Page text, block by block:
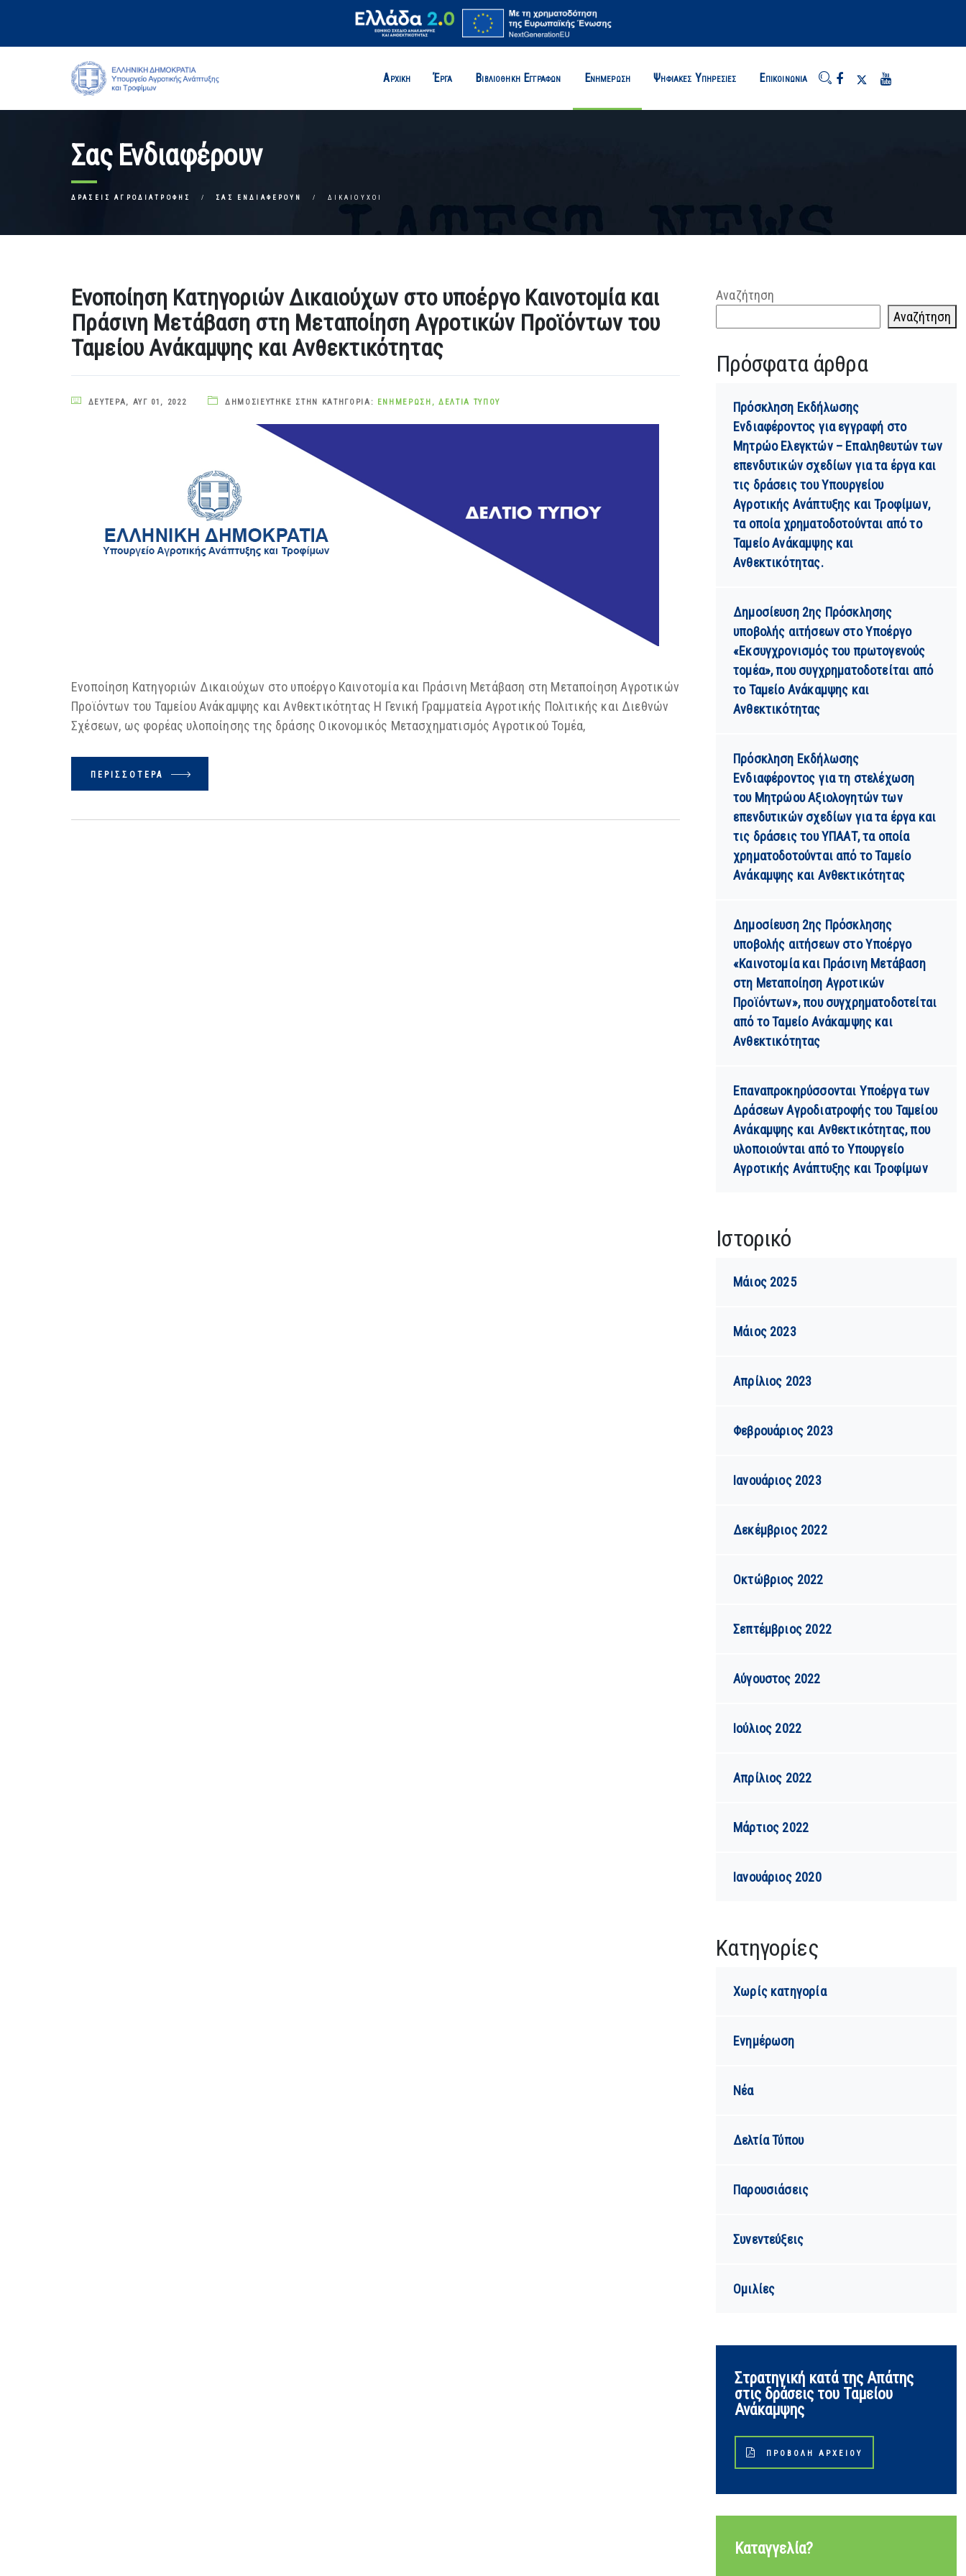
Αρχική Έργα Βιβλιοθήκη Εγγράφων Ενημέρωση Ψηφιακές Υπηρεσίες Επικοινωνία
Σας Ενδιαφέρουν
ΔΡΆΣΕΙΣ ΑΓΡΟΔΙΑΤΡΟΦΉΣ ΣΑΣ ΕΝΔΙΑΦΈΡΟΥΝ ΔΙΚΑΙΟΎΧΟΙ
Ενοποίηση Κατηγοριών Δικαιούχων στο υποέργο Καινοτομία και
Πράσινη Μετάβαση στη Μεταποίηση Αγροτικών Προϊόντων του
Ταμείου Ανάκαμψης και Ανθεκτικότητας
ΔΕΥΤΈΡΑ, ΑΥΓ 01, 2022 ΔΗΜΟΣΙΕΎΤΗΚΕ ΣΤΗΝ ΚΑΤΗΓΟΡΊΑ: ΕΝΗΜΈΡΩΣΗ , ΔΕΛΤΊΑ ΤΎΠΟΥ
Ενοποίηση Κατηγοριών Δικαιούχων στο υποέργο Καινοτομία και Πράσινη Μετάβαση στη Μεταποίηση Αγροτικών
Προϊόντων του Ταμείου Ανάκαμψης και Ανθεκτικότητας Η Γενική Γραμματεία Αγροτικής Πολιτικής και Διεθνών
Σχέσεων, ως φορέας υλοποίησης της δράσης Οικονομικός Μετασχηματισμός Αγροτικού Τομέα,
ΠΕΡΙΣΣΌΤΕΡΑ
Αναζήτηση
Αναζήτηση
Πρόσφατα άρθρα
Πρόσκληση Εκδήλωσης
Ενδιαφέροντος για εγγραφή στο
Μητρώο Ελεγκτών – Επαληθευτών των
επενδυτικών σχεδίων για τα έργα και
τις δράσεις του Υπουργείου
Αγροτικής Ανάπτυξης και Τροφίμων,
τα οποία χρηματοδοτούνται από το
Ταμείο Ανάκαμψης και
Ανθεκτικότητας.
Δημοσίευση 2ης Πρόσκλησης
υποβολής αιτήσεων στο Υποέργο
«Εκσυγχρονισμός του πρωτογενούς
τομέα», που συγχρηματοδοτείται από
το Ταμείο Ανάκαμψης και
Ανθεκτικότητας
Πρόσκληση Εκδήλωσης
Ενδιαφέροντος για τη στελέχωση
του Μητρώου Αξιολογητών των
επενδυτικών σχεδίων για τα έργα και
τις δράσεις του ΥΠΑΑΤ, τα οποία
χρηματοδοτούνται από το Ταμείο
Ανάκαμψης και Ανθεκτικότητας
Δημοσίευση 2ης Πρόσκλησης
υποβολής αιτήσεων στο Υποέργο
«Καινοτομία και Πράσινη Μετάβαση
στη Μεταποίηση Αγροτικών
Προϊόντων», που συγχρηματοδοτείται
από το Ταμείο Ανάκαμψης και
Ανθεκτικότητας
Επαναπροκηρύσσονται Υποέργα των
Δράσεων Αγροδιατροφής του Ταμείου
Ανάκαμψης και Ανθεκτικότητας, που
υλοποιούνται από το Υπουργείο
Αγροτικής Ανάπτυξης και Τροφίμων
Ιστορικό
Μάιος 2025
Μάιος 2023
Απρίλιος 2023
Φεβρουάριος 2023
Ιανουάριος 2023
Δεκέμβριος 2022
Οκτώβριος 2022
Σεπτέμβριος 2022
Αύγουστος 2022
Ιούλιος 2022
Απρίλιος 2022
Μάρτιος 2022
Ιανουάριος 2020
Kατηγορίες
Χωρίς κατηγορία
Ενημέρωση
Νέα
Δελτία Τύπου
Παρουσιάσεις
Συνεντεύξεις
Ομιλίες
Στρατηγική κατά της Απάτης
στις δράσεις του Ταμείου
Ανάκαμψης
ΠΡΟΒΟΛΉ ΑΡΧΕΊΟΥ
Καταγγελία?